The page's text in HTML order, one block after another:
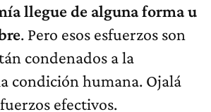
llegue de alguna forma u
. Pero esos esfuerzos son
condenados a la
condición humana. Ojalá
efectivos.